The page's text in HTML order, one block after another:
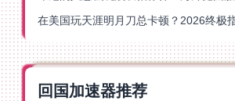
回国加速器推荐